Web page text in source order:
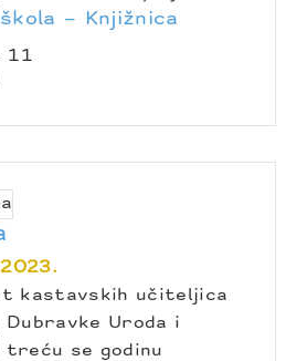
– Knjižnica
11
kastavskih učiteljica
Uroda i
treću se godinu